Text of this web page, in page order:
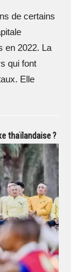
de certains
en 2022. La
qui font
Elle
thaïlandaise ?